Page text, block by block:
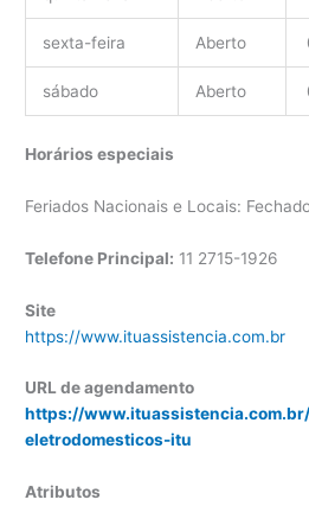
sexta-feira Aberto
sábado Aberto
Horários especiais
Feriados Nacionais e Locais:
Telefone Principal: 11 2715-1926
Site
https://www.ituassistencia.com.br
URL de agendamento
https://
eletrodomesticos-itu
Atributos